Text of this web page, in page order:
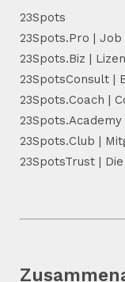
23Spots
23Spots.Pro | Job
23Spots.Biz |
23SpotsConsult |
23Spots.Coach |
23Spots.Club |
23SpotsTrust |